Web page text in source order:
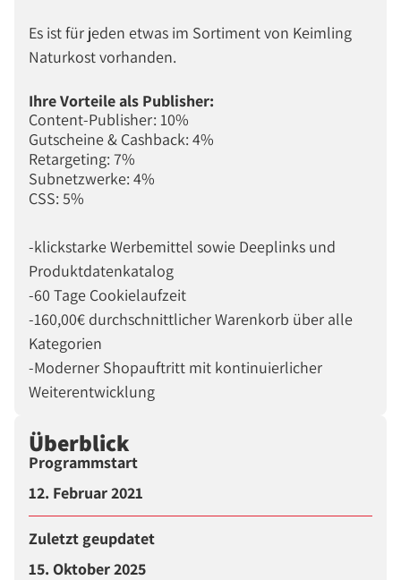
Es ist für jeden etwas im Sortiment von Keimling
Naturkost vorhanden.
Ihre Vorteile als Publisher:
Content-Publisher: 10%
Gutscheine & Cashback: 4%
Retargeting: 7%
Subnetzwerke: 4%
CSS: 5%
-klickstarke Werbemittel sowie Deeplinks und
Produktdatenkatalog
-60 Tage Cookielaufzeit
-160,00€ durchschnittlicher Warenkorb über alle
Kategorien
-Moderner Shopauftritt mit kontinuierlicher
Weiterentwicklung
Überblick
Programmstart
12. Februar 2021
Zuletzt geupdatet
15. Oktober 2025